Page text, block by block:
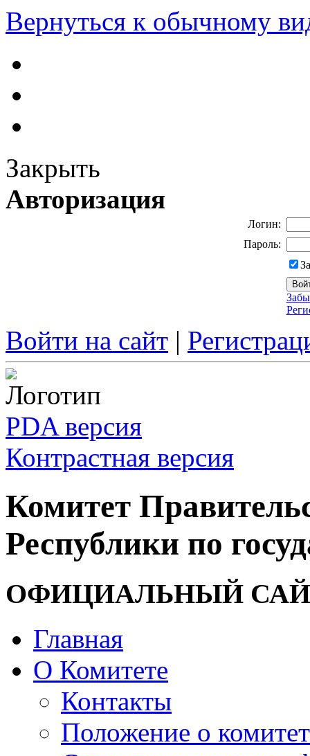
Вернуться к обычному
Закрыть
Авторизация
Логин:
Пароль:
Войти на сайт |
PDA версия
Контрастная версия
Комитет
Республики по
ОФИЦИАЛЬНЫЙ
Главная
О Комитете
Контакты
Положение о